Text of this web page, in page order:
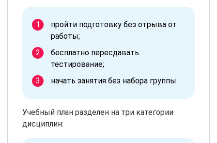
пройти подготовку без отрыва от
работы;
бесплатно пересдавать
тестирование;
начать занятия без набора группы.
Учебный план разделен на три категории
дисциплин: